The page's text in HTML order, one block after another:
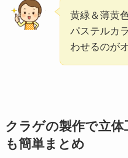
黄緑＆薄黄
パステルカ
わせるのが
クラゲの製作で立体
も簡単まとめ